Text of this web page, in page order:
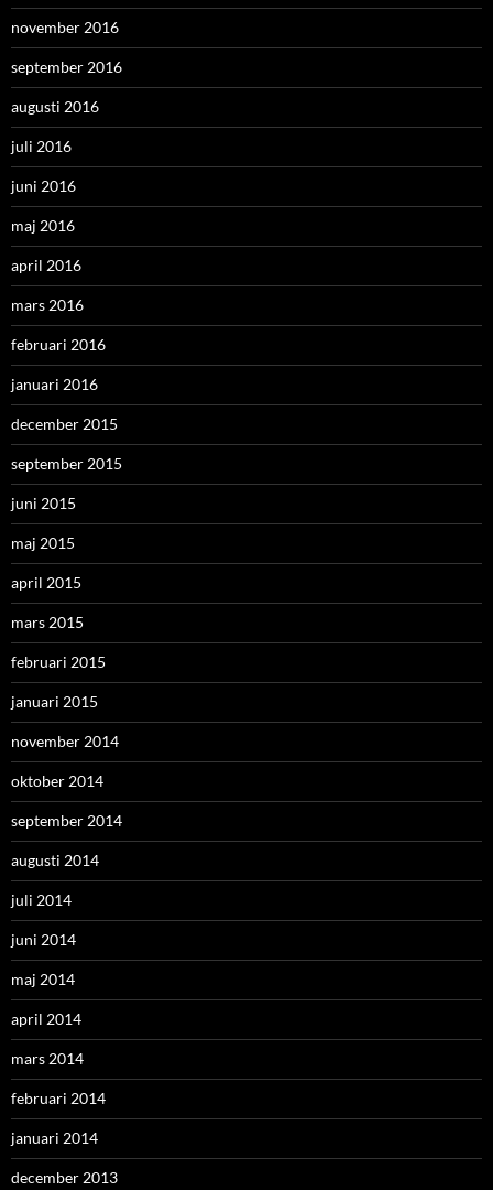
november 2016
september 2016
augusti 2016
juli 2016
juni 2016
maj 2016
april 2016
mars 2016
februari 2016
januari 2016
december 2015
september 2015
juni 2015
maj 2015
april 2015
mars 2015
februari 2015
januari 2015
november 2014
oktober 2014
september 2014
augusti 2014
juli 2014
juni 2014
maj 2014
april 2014
mars 2014
februari 2014
januari 2014
december 2013